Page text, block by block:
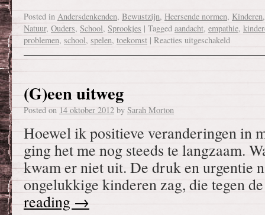
Posted in Andersdenkenden, Bewustzijn, Heersende normen, Kinderen
Natuur, Ouders, School, Sprookjes | Tagged aandacht, empathie,
problemen, school, spelen, toekomst | Reacties uitgeschakeld
(G)een uitweg
Posted on 14 oktober 2012 by Sarah Morton
Hoewel ik positieve veranderingen in
ging het me nog steeds te langzaam.
kwam er niet uit. De druk en urgentie
ongelukkige kinderen zag, die tegen
reading →